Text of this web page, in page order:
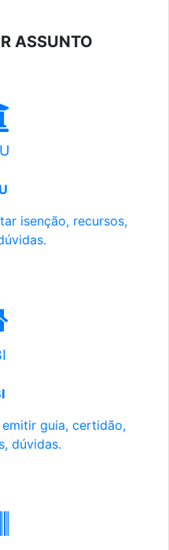
ASSUNTO
isenção, recursos,
guia, certidão,
dúvidas.